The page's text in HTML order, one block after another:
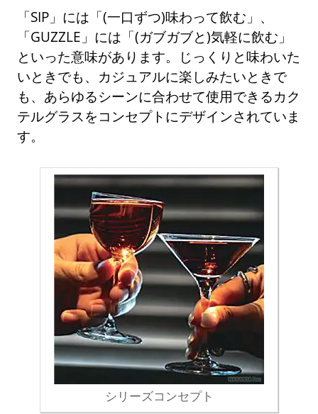
「SIP」には「(一口ずつ)味わって飲む」、
「GUZZLE」には「(ガブガブと)気軽に飲む」
といった意味があります。じっくりと味わいた
いときでも、カジュアルに楽しみたいときで
も、あらゆるシーンに合わせて使用できるカク
テルグラスをコンセプトにデザインされていま
す。
シリーズコンセプト